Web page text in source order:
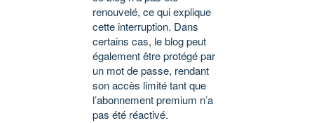
renouvelé, ce qui explique
cette interruption. Dans
certains cas, le blog peut
également être protégé par
un mot de passe, rendant
son accès limité tant que
l’abonnement premium n’a
pas été réactivé.